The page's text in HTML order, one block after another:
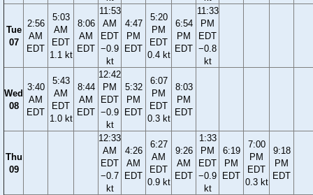
Tue
07
2:56
AM
EDT
5:03
AM
EDT
1.1 kt
8:06
AM
EDT
11:53
AM
EDT
−0.9
kt
4:47
PM
EDT
5:20
PM
EDT
0.4 kt
6:54
PM
EDT
11:33
PM
EDT
−0.8
kt
Wed
08
3:40
AM
EDT
5:43
AM
EDT
1.0 kt
8:44
AM
EDT
12:42
PM
EDT
−0.9
kt
5:32
PM
EDT
6:07
PM
EDT
0.3 kt
8:03
PM
EDT
Thu
09
12:33
AM
EDT
−0.7
kt
4:26
AM
EDT
6:27
AM
EDT
0.9 kt
9:26
AM
EDT
1:33
PM
EDT
−0.9
kt
6:19
PM
EDT
7:00
PM
EDT
0.3 kt
9:18
PM
EDT